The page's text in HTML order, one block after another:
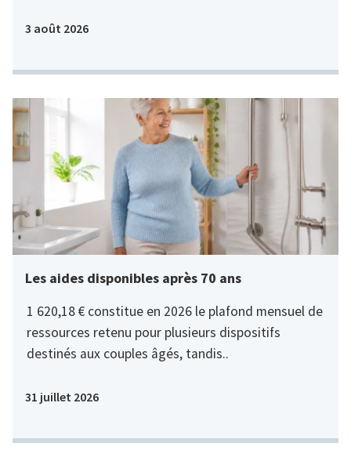
3 août 2026
Les aides disponibles après 70 ans
1 620,18 € constitue en 2026 le plafond mensuel de
ressources retenu pour plusieurs dispositifs
destinés aux couples âgés, tandis..
31 juillet 2026